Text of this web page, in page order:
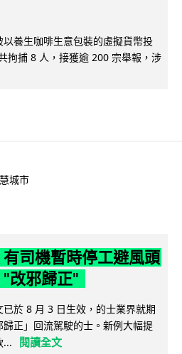
養生咖啡生意包裝的虛擬貨幣投
拘捕 8 人，接獲逾 200 宗舉報，涉
城市
司機暫時停工避風頭
"改邪歸正"
於 8 月 3 日生效，的士業界就期
正」回流駕駛的士。新例大幅提
...
閱讀全文